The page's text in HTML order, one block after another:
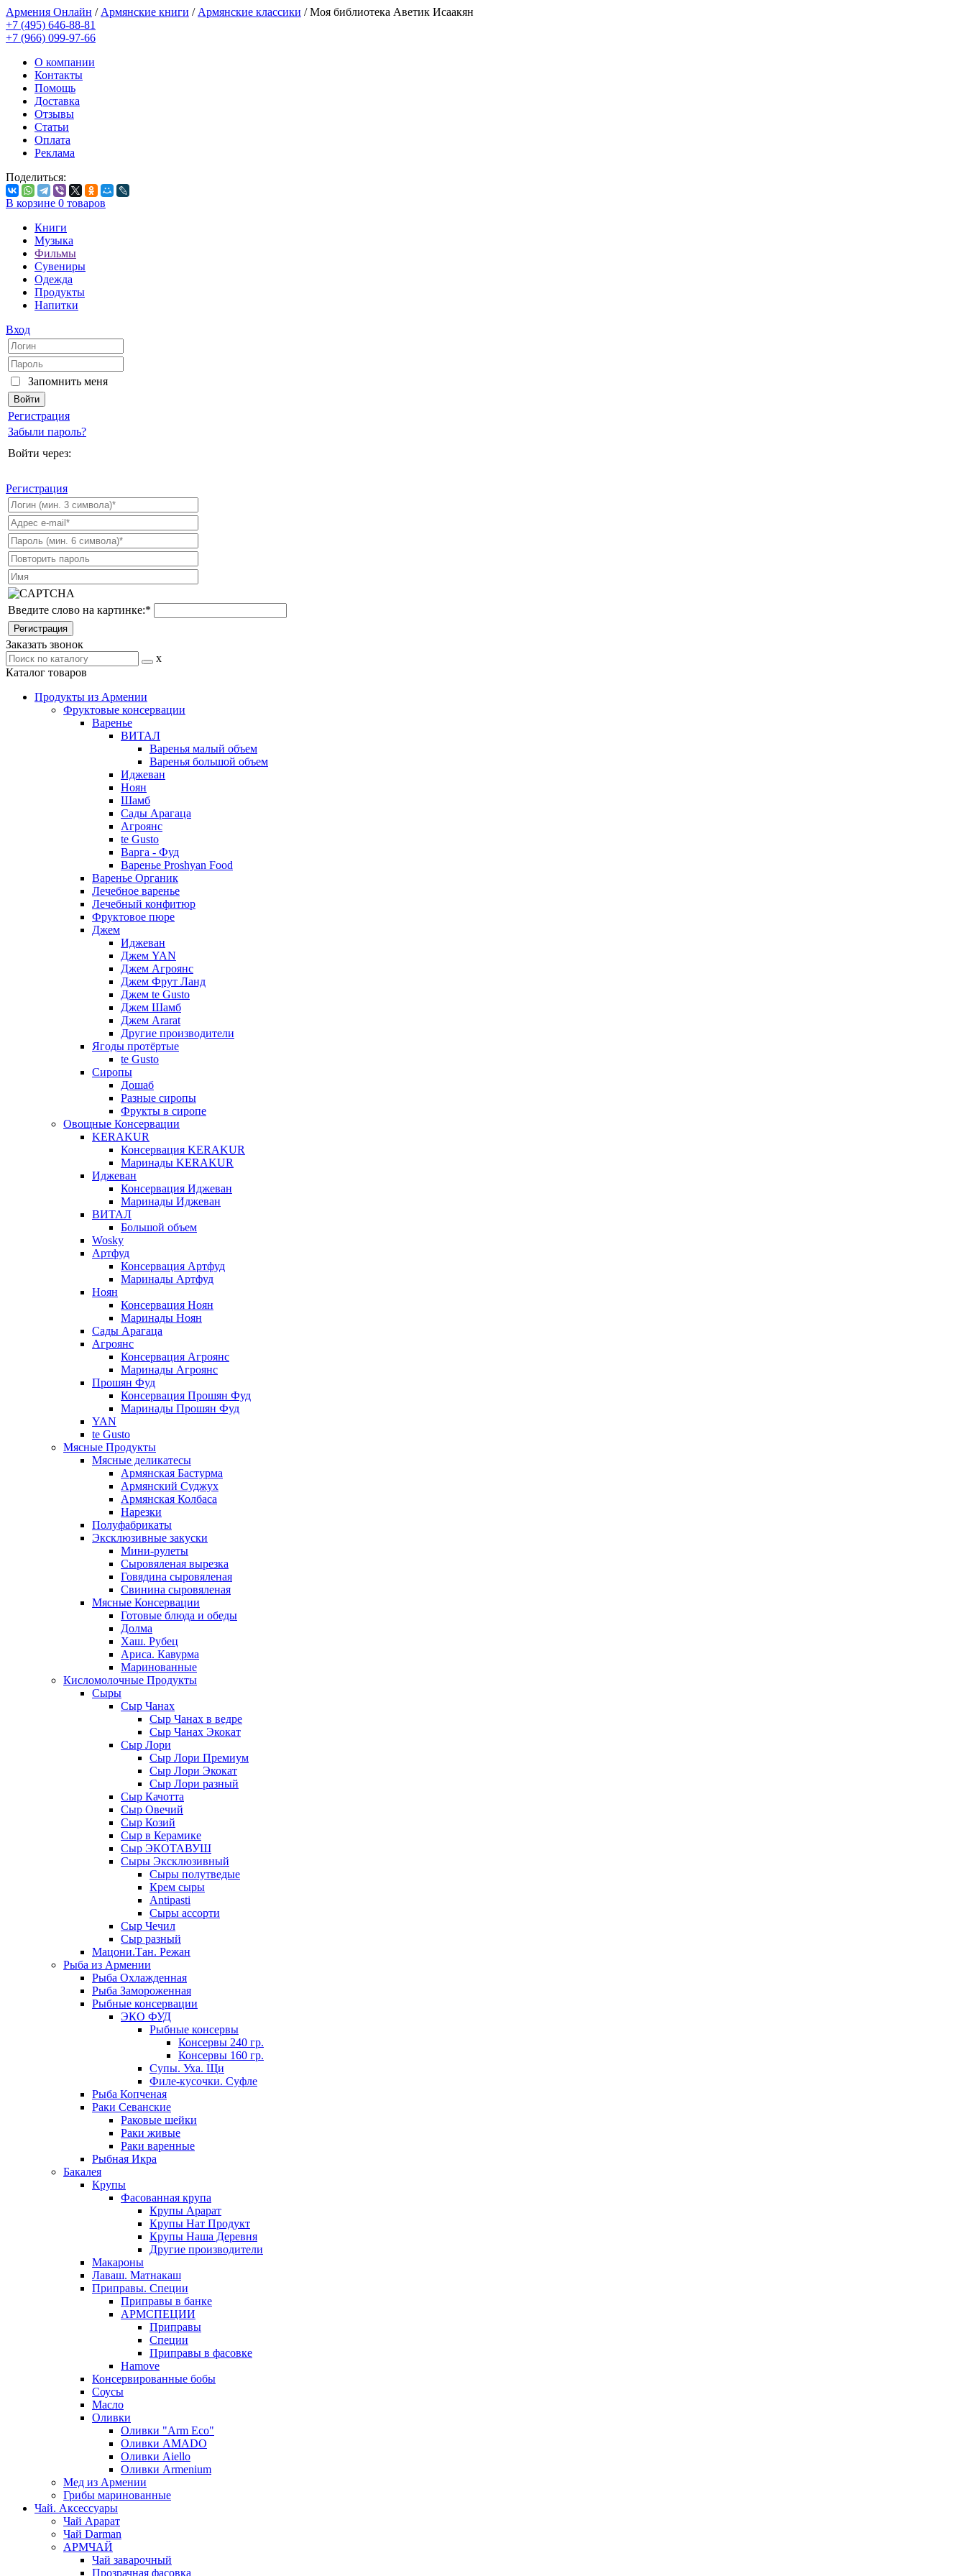
Армения Онлайн / Армянские книги / Армянские классики /Моя библиотека Аветик Исаакян
+7 (495) 646-88-81
+7 (966) 099-97-66
О компании
Контакты
Помощь
Доставка
Отзывы
Статьи
Оплата
Реклама
Поделиться:
В корзине 0 товаров
Книги
Музыка
Фильмы
Сувениры
Одежда
Продукты
Напитки
Вход
Запомнить меня
Регистрация
Забыли пароль?
Войти через:
Регистрация
Введите слово на картинке:*
Заказать звонок
x
Каталог товаров
Продукты из Армении
Фруктовые консервации
Варенье
ВИТАЛ
Варенья малый объем
Варенья большой объем
Иджеван
Ноян
Шамб
Сады Арагаца
Агроянс
te Gusto
Варга - Фуд
Варенье Proshyan Food
Варенье Органик
Лечебное варенье
Лечебный конфитюр
Фруктовое пюре
Джем
Иджеван
Джем YAN
Джем Агроянс
Джем Фрут Ланд
Джем te Gusto
Джем Шамб
Джем Ararat
Другие производители
Ягоды протёртые
te Gusto
Сиропы
Дошаб
Разные сиропы
Фрукты в сиропе
Овощные Консервации
KERAKUR
Консервация KERAKUR
Маринады KERAKUR
Иджеван
Консервация Иджеван
Маринады Иджеван
ВИТАЛ
Большой объем
Wosky
Артфуд
Консервация Артфуд
Маринады Артфуд
Ноян
Консервация Ноян
Маринады Ноян
Сады Арагаца
Агроянс
Консервация Агроянс
Маринады Агроянс
Прошян Фуд
Консервация Прошян Фуд
Маринады Прошян Фуд
YAN
te Gusto
Мясные Продукты
Мясные деликатесы
Армянская Бастурма
Армянский Суджух
Армянская Колбаса
Нарезки
Полуфабрикаты
Эксклюзивные закуски
Мини-рулеты
Сыровяленая вырезка
Говядина сыровяленая
Свинина сыровяленая
Мясные Консервации
Готовые блюда и обеды
Долма
Хаш. Рубец
Ариса. Кавурма
Маринованные
Кисломолочные Продукты
Сыры
Сыр Чанах
Сыр Чанах в ведре
Сыр Чанах Экокат
Сыр Лори
Сыр Лори Премиум
Сыр Лори Экокат
Сыр Лори разный
Сыр Качотта
Сыр Овечий
Сыр Козий
Сыр в Керамике
Сыр ЭКОТАВУШ
Сыры Эксклюзивный
Сыры полутведые
Крем сыры
Antipasti
Сыры ассорти
Сыр Чечил
Сыр разный
Мацони.Тан. Режан
Рыба из Армении
Рыба Охлажденная
Рыба Замороженная
Рыбные консервации
ЭКО ФУД
Рыбные консервы
Консервы 240 гр.
Консервы 160 гр.
Супы. Уха. Щи
Филе-кусочки. Суфле
Рыба Копченая
Раки Севанские
Раковые шейки
Раки живые
Раки варенные
Рыбная Икра
Бакалея
Крупы
Фасованная крупа
Крупы Арарат
Крупы Нат Продукт
Крупы Наша Деревня
Другие производители
Макароны
Лаваш. Матнакаш
Приправы. Специи
Приправы в банке
АРМСПЕЦИИ
Приправы
Специи
Приправы в фасовке
Hamove
Консервированные бобы
Соусы
Масло
Оливки
Оливки "Arm Eco"
Оливки AMADO
Оливки Aiello
Оливки Armenium
Мед из Армении
Грибы маринованные
Чай. Аксессуары
Чай Арарат
Чай Darman
АРМЧАЙ
Чай заварочный
Прозрачная фасовка